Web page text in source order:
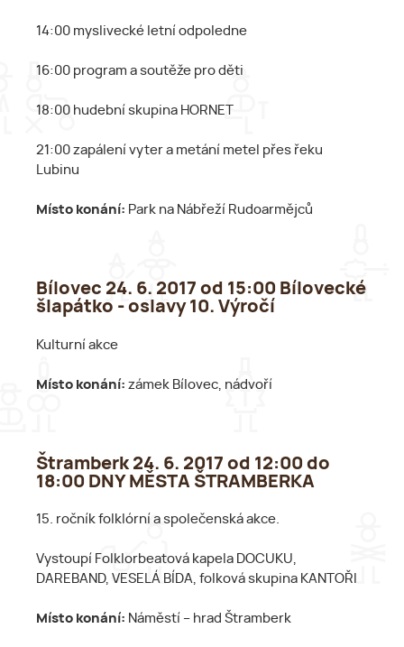
14:00 myslivecké letní odpoledne
16:00 program a soutěže pro děti
18:00 hudební skupina HORNET
21:00 zapálení vyter a metání metel přes řeku
Lubinu
Místo konání: Park na Nábřeží Rudoarmějců
Bílovec 24. 6. 2017 od 15:00 Bílovecké
šlapátko - oslavy 10. Výročí
Kulturní akce
Místo konání: zámek Bílovec, nádvoří
Štramberk 24. 6. 2017 od 12:00 do
18:00 DNY MĚSTA ŠTRAMBERKA
15. ročník folklórní a společenská akce.
Vystoupí Folklorbeatová kapela DOCUKU,
DAREBAND, VESELÁ BÍDA, folková skupina KANTOŘI
Místo konání: Náměstí – hrad Štramberk